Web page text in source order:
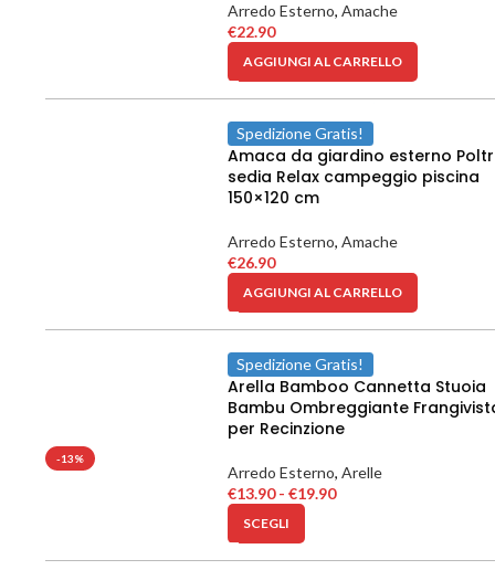
Arredo Esterno, Amache
€22.90
AGGIUNGI AL CARRELLO
Spedizione Gratis!
Amaca da giardino esterno
sedia Relax campeggio piscina
150×120 cm
Arredo Esterno, Amache
€26.90
AGGIUNGI AL CARRELLO
-13%
Spedizione Gratis!
Arella Bamboo Cannetta Stuoia
Bambu Ombreggiante
per Recinzione
Arredo Esterno, Arelle
€13.90 - €19.90
SCEGLI